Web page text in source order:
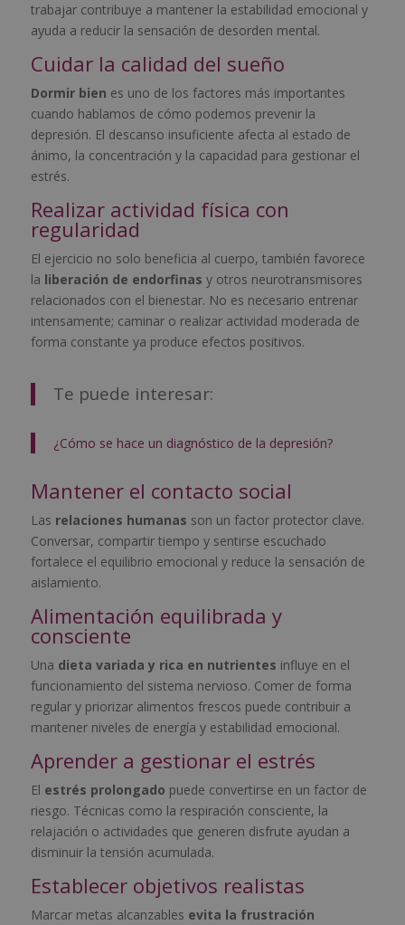
trabajar contribuye a mantener la estabilidad emocional y
ayuda a reducir la sensación de desorden mental.
Cuidar la calidad del sueño
Dormir bien es uno de los factores más importantes
cuando hablamos de cómo podemos prevenir la
depresión. El descanso insuficiente afecta al estado de
ánimo, la concentración y la capacidad para gestionar el
estrés.
Realizar actividad física con
regularidad
El ejercicio no solo beneficia al cuerpo, también favorece
la liberación de endorfinas y otros neurotransmisores
relacionados con el bienestar. No es necesario entrenar
intensamente; caminar o realizar actividad moderada de
forma constante ya produce efectos positivos.
Te puede interesar:
¿Cómo se hace un diagnóstico de la depresión?
Mantener el contacto social
Las relaciones humanas son un factor protector clave.
Conversar, compartir tiempo y sentirse escuchado
fortalece el equilibrio emocional y reduce la sensación de
aislamiento.
Alimentación equilibrada y
consciente
Una dieta variada y rica en nutrientes influye en el
funcionamiento del sistema nervioso. Comer de forma
regular y priorizar alimentos frescos puede contribuir a
mantener niveles de energía y estabilidad emocional.
Aprender a gestionar el estrés
El estrés prolongado puede convertirse en un factor de
riesgo. Técnicas como la respiración consciente, la
relajación o actividades que generen disfrute ayudan a
disminuir la tensión acumulada.
Establecer objetivos realistas
Marcar metas alcanzables evita la frustración